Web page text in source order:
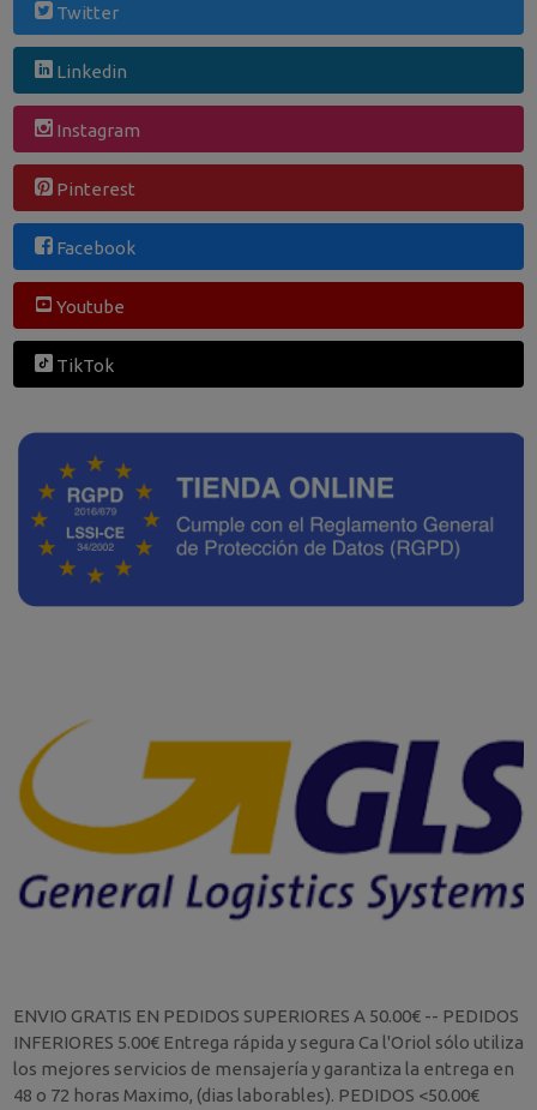
Twitter
Linkedin
Instagram
Pinterest
Facebook
Youtube
TikTok
ENVIO GRATIS EN PEDIDOS SUPERIORES A 50.00€ -- PEDIDOS
INFERIORES 5.00€ Entrega rápida y segura Ca l'Oriol sólo utiliza
los mejores servicios de mensajería y garantiza la entrega en
48 o 72 horas Maximo, (dias laborables). PEDIDOS <50.00€